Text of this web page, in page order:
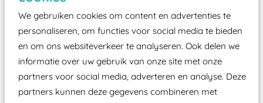
We gebruiken cookies om content en advertenties te
personaliseren, om functies voor social media te bieden
en om ons websiteverkeer te analyseren. Ook delen we
informatie over uw gebruik van onze site met onze
partners voor social media, adverteren en analyse. Deze
partners kunnen deze gegevens combineren met
certificering, uitgegeven door een Nederlands
aangewezen keuringsinstantie?
Wij ook speeltoestellen kunnen laten keuren zodat
ze toch binnen het Warenwetbesluit Attractie- en
Speeltoestellen vallen?